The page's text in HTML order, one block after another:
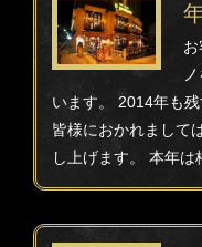
います。 2014年も
皆様におかれまして
し上げます。 本年